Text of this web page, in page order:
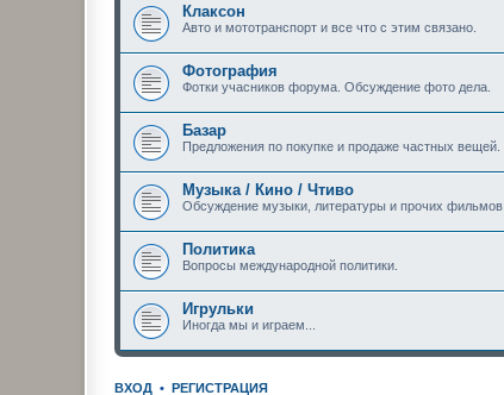
Клаксон
Авто и мототранспорт и все что с этим связано.
Фотография
Фотки учасников форума. Обсуждение фото дела.
Базар
Предложения по покупке и продаже частных вещей.
Музыка / Кино / Чтиво
Обсуждение музыки, литературы и прочих фильмов.
Политика
Вопросы международной политики.
Игрульки
Иногда мы и играем...
ВХОД • РЕГИСТРАЦИЯ